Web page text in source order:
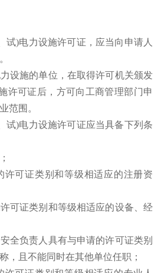
)电力设施许可证，应当向申请人
设施的单位，在取得许可机关颁发
许可证后，方可向工商管理部门申
范围。
)电力设施许可证应当具备下列条
可证类别和等级相适应的注册资
可证类别和等级相适应的设备、经
全负责人具有与申请的许可证类别
，且不能同时在其他单位任职；